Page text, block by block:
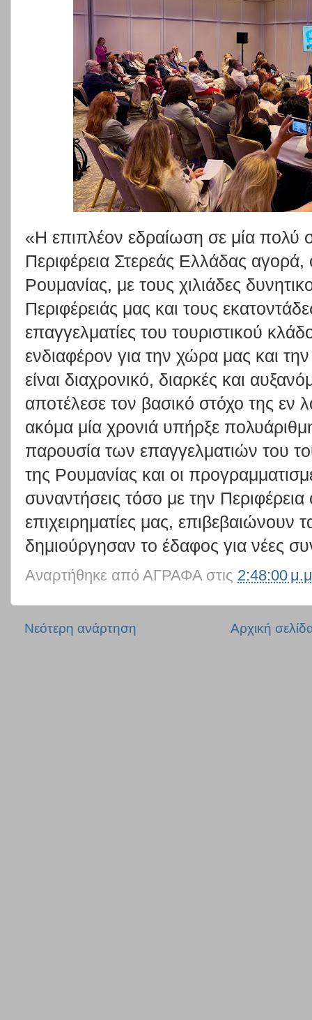
«Η επιπλέον εδραίωση σε μία πολύ
Περιφέρεια Στερεάς Ελλάδας αγορά,
Ρουμανίας, με τους χιλιάδες
Περιφέρειάς μας και τους
επαγγελματίες του τουριστικού
ενδιαφέρον για την χώρα μας και
είναι διαχρονικό, διαρκές και
αποτέλεσε τον βασικό στόχο της εν
ακόμα μία χρονιά υπήρξε
παρουσία των επαγγελματιών του
της Ρουμανίας και οι
συναντήσεις τόσο με την
επιχειρηματίες μας,
δημιούργησαν το έδαφος για νέες
Αναρτήθηκε από ΑΓΡΑΦΑ στις 2:48:00
Νεότερη ανάρτηση Αρχική